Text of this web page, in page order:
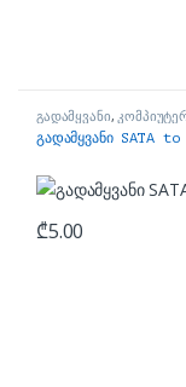
გადამყვანი,
ნაწილები
გადამყვანი SATA
₾5.00